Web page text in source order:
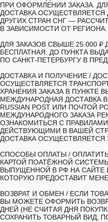
ПРИ ОФОРМЛЕНИИ ЗАКАЗА.
ДОСТАВКА ОСУЩЕСТВЛЯЕТСЯ
ДРУГИХ СТРАН СНГ —
В ЗАВИСИМОСТИ ОТ РЕГИОНА.
ДЛЯ ЗАКАЗОВ СВЫШЕ 25 000
БЕСПЛАТНАЯ: ДО ПУНКТА
ПО САНКТ-ПЕТЕРБУРГУ В
ДОСТАВКА И ПОЛУЧЕНИЕ /
ОСУЩЕСТВЛЯЕТСЯ
ХРАНЕНИЯ ЗАКАЗА В ПУНКТЕ
МЕЖДУНАРОДНАЯ ДОСТАВКА
RUSSIAN POST ИЛИ ПОЧТОЙ
МЕЖДУНАРОДНОГО ЗАКАЗА
ОЗНАКОМИТЬСЯ С
ДЕЙСТВУЮЩИМИ В ВАШЕЙ
ДОСТАВКА ОСУЩЕСТВЛЯЕТСЯ
СПОСОБЫ ОПЛАТЫ /
КАРТОЙ ПОАТЁЖНОЙ
ВЫПУЩЕННОЙ В РФ НА САЙТЕ
КОТОРУЮ ПРЕДОСТАВИТ
ВОЗВРАТ И ОБМЕН / ЕСЛИ
ВЫ МОЖЕТЕ ОФОРМИТЬ
ДНЕЙ (НЕ СЧИТАЯ ДНЯ
СОХРАНИТЬ ТОВАРНЫЙ ВИД,